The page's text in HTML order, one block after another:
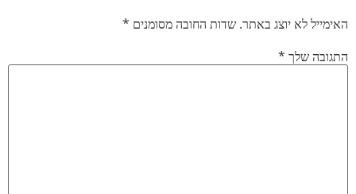
האימייל לא יוצג באתר. שדות החובה מסומנים *
התגובה שלך *